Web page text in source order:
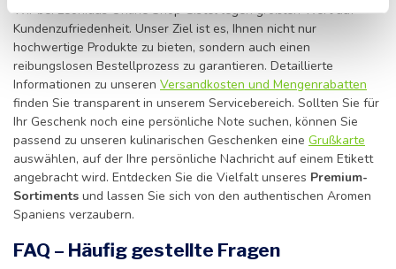
Wir bei Leonidas Online Shop Gistel legen größten Wert auf
Kundenzufriedenheit. Unser Ziel ist es, Ihnen nicht nur
hochwertige Produkte zu bieten, sondern auch einen
reibungslosen Bestellprozess zu garantieren. Detaillierte
Informationen zu unseren Versandkosten und Mengenrabatten
finden Sie transparent in unserem Servicebereich. Sollten Sie für
Ihr Geschenk noch eine persönliche Note suchen, können Sie
passend zu unseren kulinarischen Geschenken eine Grußkarte
auswählen, auf der Ihre persönliche Nachricht auf einem Etikett
angebracht wird. Entdecken Sie die Vielfalt unseres Premium-
Sortiments und lassen Sie sich von den authentischen Aromen
Spaniens verzaubern.
FAQ – Häufig gestellte Fragen